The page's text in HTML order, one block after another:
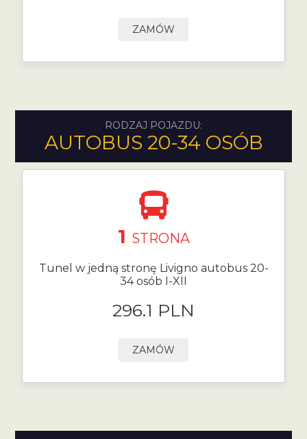
ZAMÓW
RODZAJ POJAZDU:
AUTOBUS 20-34 OSÓB
1 STRONA
Tunel w jedną stronę Livigno autobus 20-
34 osób I-XII
296.1 PLN
ZAMÓW